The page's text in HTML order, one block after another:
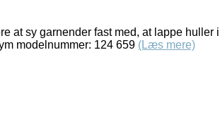
at sy garnender fast med, at lappe huller i
modelnummer: 124 659 (Læs mere)